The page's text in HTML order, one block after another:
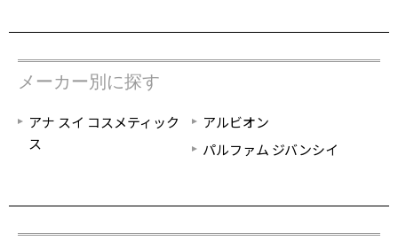
メーカー別に探す
アナ スイ コスメティック
ス
アルビオン
パルファム ジバンシイ